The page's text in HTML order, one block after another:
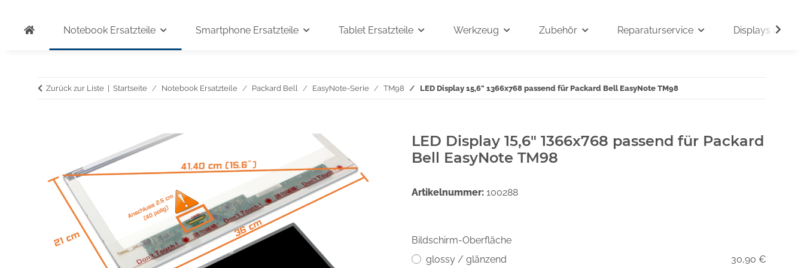
Notebook Ersatzteile Smartphone Ersatzteile Tablet Ersatzteile Werkzeug Zubehör Reparaturservice Displays auf
Zurück zur Liste Startseite Notebook Ersatzteile Packard Bell EasyNote-Serie TM98 LED Display 15,6" 1366x768 passend für Packard Bell EasyNote TM98
LED Display 15,6" 1366x768 passend für Packard
Bell EasyNote TM98
Artikelnummer: 100288
Bildschirm-Oberfläche
glossy / glänzend
30,90 €